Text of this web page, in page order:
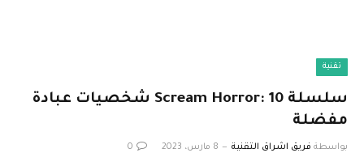
تقنية
سلسلة Scream Horror: 10 شخصيات عبادة
مفضلة
بواسطة فريق اشراق التقنية 8 مارس، 2023 0